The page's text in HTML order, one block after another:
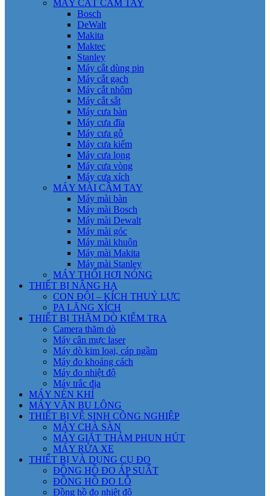
MÁY CẮT CẦM TAY
Bosch
DeWalt
Makita
Maktec
Stanley
Máy cắt dùng pin
Máy cắt gạch
Máy cắt nhôm
Máy cắt sắt
Máy cưa bàn
Máy cưa đĩa
Máy cưa gỗ
Máy cưa kiếm
Máy cưa lọng
Máy cưa vòng
Máy cưa xích
MÁY MÀI CẦM TAY
Máy mài bàn
Máy mài Bosch
Máy mài Dewalt
Máy mài góc
Máy mài khuôn
Máy mài Makita
Máy mài Stanley
MÁY THỔI HƠI NÓNG
THIẾT BỊ NÂNG HẠ
CON ĐỘI – KÍCH THUỶ LỰC
PA LĂNG XÍCH
THIẾT BỊ THĂM DÒ KIỂM TRA
Camera thăm dò
Máy cân mực laser
Máy dò kim loại, cáp ngầm
Máy đo khoảng cách
Máy đo nhiệt độ
Máy trắc địa
MÁY NÉN KHÍ
MÁY VẶN BU LÔNG
THIẾT BỊ VỆ SINH CÔNG NGHIỆP
MÁY CHÀ SÀN
MÁY GIẶT THẢM PHUN HÚT
MÁY RỬA XE
THIẾT BỊ VÀ DỤNG CỤ ĐO
ĐỒNG HỒ ĐO ÁP SUẤT
ĐỒNG HỒ ĐO LỖ
Đồng hồ đo nhiệt độ